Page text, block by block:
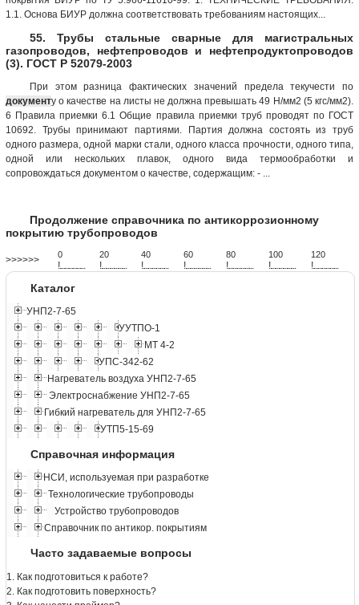
1.1. Основа БИУР должна соответствовать требованиям настоящих...
55. Трубы стальные сварные для магистральных
газопроводов, нефтепроводов и нефтепродуктопроводов
(3). ГОСТ Р 52079-2003
При этом разница фактических значений предела текучести по
документу о качестве на листы не должна превышать 49 Н/мм2 (5 кгс/мм2).
6 Правила приемки 6.1 Общие правила приемки труб проводят по ГОСТ
10692. Трубы принимают партиями. Партия должна состоять из труб
одного размера, одной марки стали, одного класса прочности, одного типа,
одной или нескольких плавок, одного вида термообработки и
сопровождаться документом о качестве, содержащим: - ...
Продолжение справочника по антикоррозионному
покрытию трубопроводов
>>>>>> 0
!...................
20
!...................
40
!...................
60
!...................
80
!...................
100
!...................
120
!...................
Каталог
УНП2-7-65
УУТПО-1
МТ 4-2
УПС-342-62
Нагреватель воздуха УНП2-7-65
Электроснабжение УНП2-7-65
Гибкий нагреватель для УНП2-7-65
УТП5-15-69
Справочная информация
НСИ, используемая при разработке
Технологические трубопроводы
Устройство трубопроводов
Справочник по антикор. покрытиям
Часто задаваемые вопросы
1. Как подготовиться к работе?
2. Как подготовить поверхность?